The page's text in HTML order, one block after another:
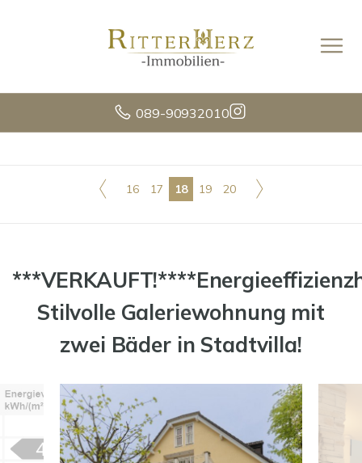
089-90932010
16 17 18 19 20
Stilvolle Galeriewohnung mit
zwei Bäder in Stadtvilla!